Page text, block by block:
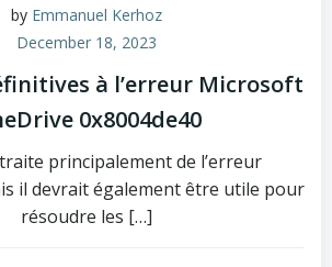
by Emmanuel Kerhoz
December 18, 2023
à l’erreur Microsoft
0x8004de40
principalement de l’erreur
il devrait également être utile pour
résoudre les […]